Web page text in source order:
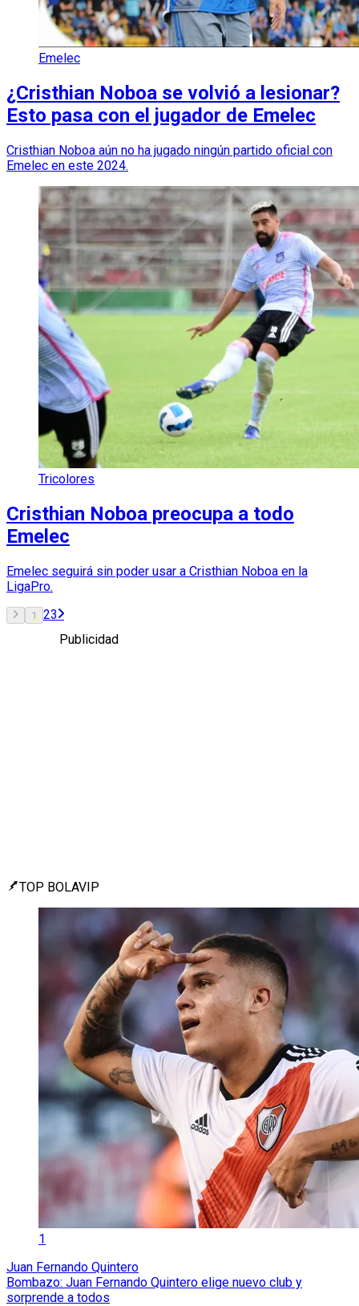
Emelec
¿Cristhian Noboa se volvió a lesionar?
Esto pasa con el jugador de Emelec
Cristhian Noboa aún no ha jugado ningún partido oficial con
Emelec en este 2024.
Tricolores
Cristhian Noboa preocupa a todo
Emelec
Emelec seguirá sin poder usar a Cristhian Noboa en la
LigaPro.
1 23
Publicidad
TOP BOLAVIP
1
Juan Fernando Quintero
Bombazo: Juan Fernando Quintero elige nuevo club y
sorprende a todos